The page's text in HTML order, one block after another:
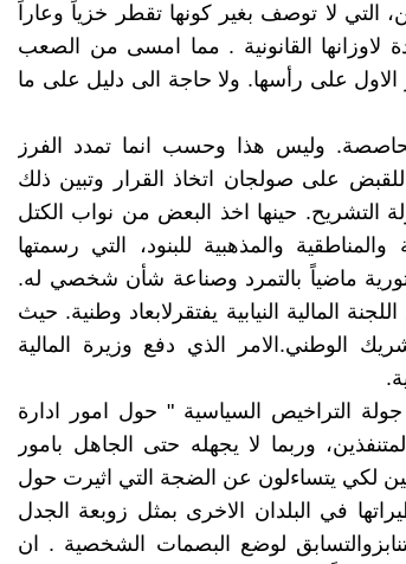
لا توصف بغير كونها تقطر خزياً وعاراً
لاوزانها القانونية . مما امسى من الصعب
على رأسها. ولا حاجة الى دليل على ما
وليس هذا وحسب انما تمدد الفرز
على صولجان اتخاذ القرار وتبين ذلك
التشريح. حينها اخذ البعض من نواب الكتل
والمذهبية للبنود، التي رسمتها
ماضياً بالتمرد وصناعة شأن شخصي له.
المالية النيابية يفتقرلابعاد وطنية. حيث
الوطني.الامر الذي دفع وزيرة المالية
التراخيص السياسية " حول امور ادارة
وربما لا يجهله حتى الجاهل بامور
لكي يتساءلون عن الضجة التي اثيرت حول
في البلدان الاخرى بمثل زوبعة الجدل
لوضع البصمات الشخصية . ان